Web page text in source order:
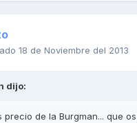
18 de Noviembre del 2013
dijo:
precio de la Burgman... que